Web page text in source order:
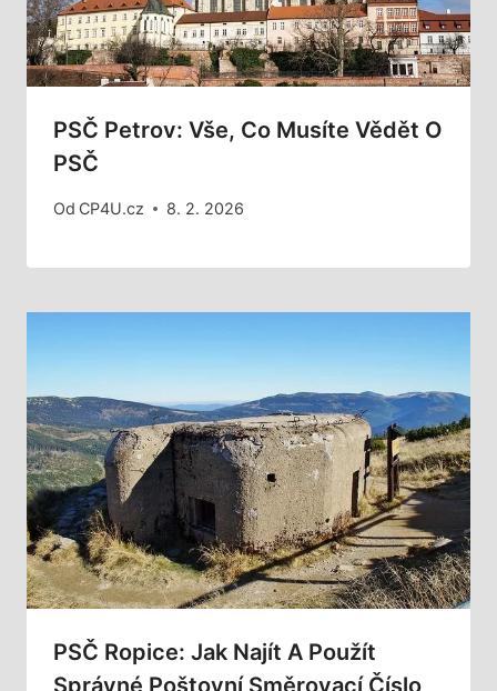
PSČ Petrov: Vše, Co Musíte Vědět O
PSČ
Od CP4U.cz 8. 2. 2026
PSČ Ropice: Jak Najít A Použít
Správné Poštovní Směrovací Číslo